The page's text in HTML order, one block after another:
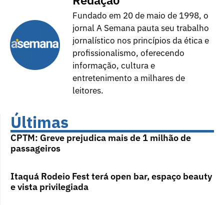
Fundado em 20 de maio de 1998, o
jornal A Semana pauta seu trabalho
jornalístico nos princípios da ética e
profissionalismo, oferecendo
informação, cultura e
entretenimento a milhares de
leitores.
Últimas
CPTM: Greve prejudica mais de 1 milhão de
passageiros
Itaquá Rodeio Fest terá open bar, espaço beauty
e vista privilegiada